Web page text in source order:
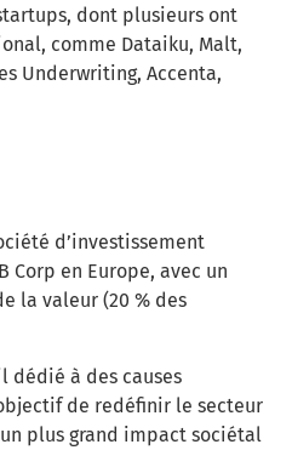
dont plusieurs ont
comme Dataiku, Malt,
Underwriting, Accenta,
d’investissement
en Europe, avec un
la valeur (20 % des
dédié à des causes
de redéfinir le secteur
plus grand impact sociétal